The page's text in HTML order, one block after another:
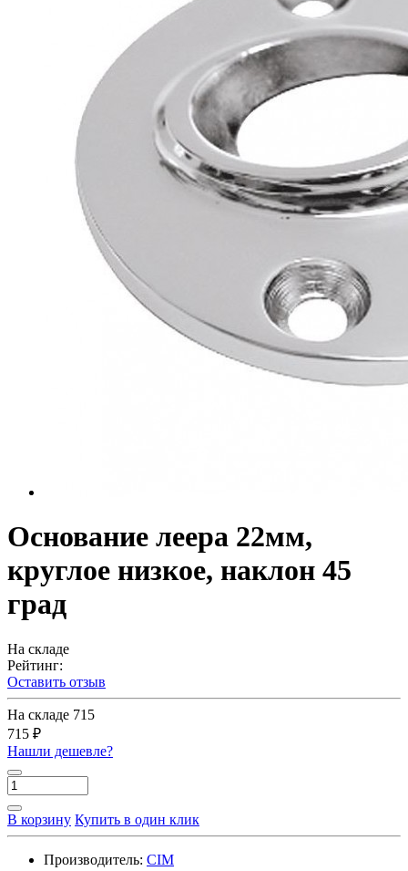
Основание леера 22мм,
круглое низкое, наклон 45
град
На складе
Рейтинг:
Оставить отзыв
На складе 715
715 ₽
Нашли дешевле?
В корзину Купить в один клик
Производитель: CIM